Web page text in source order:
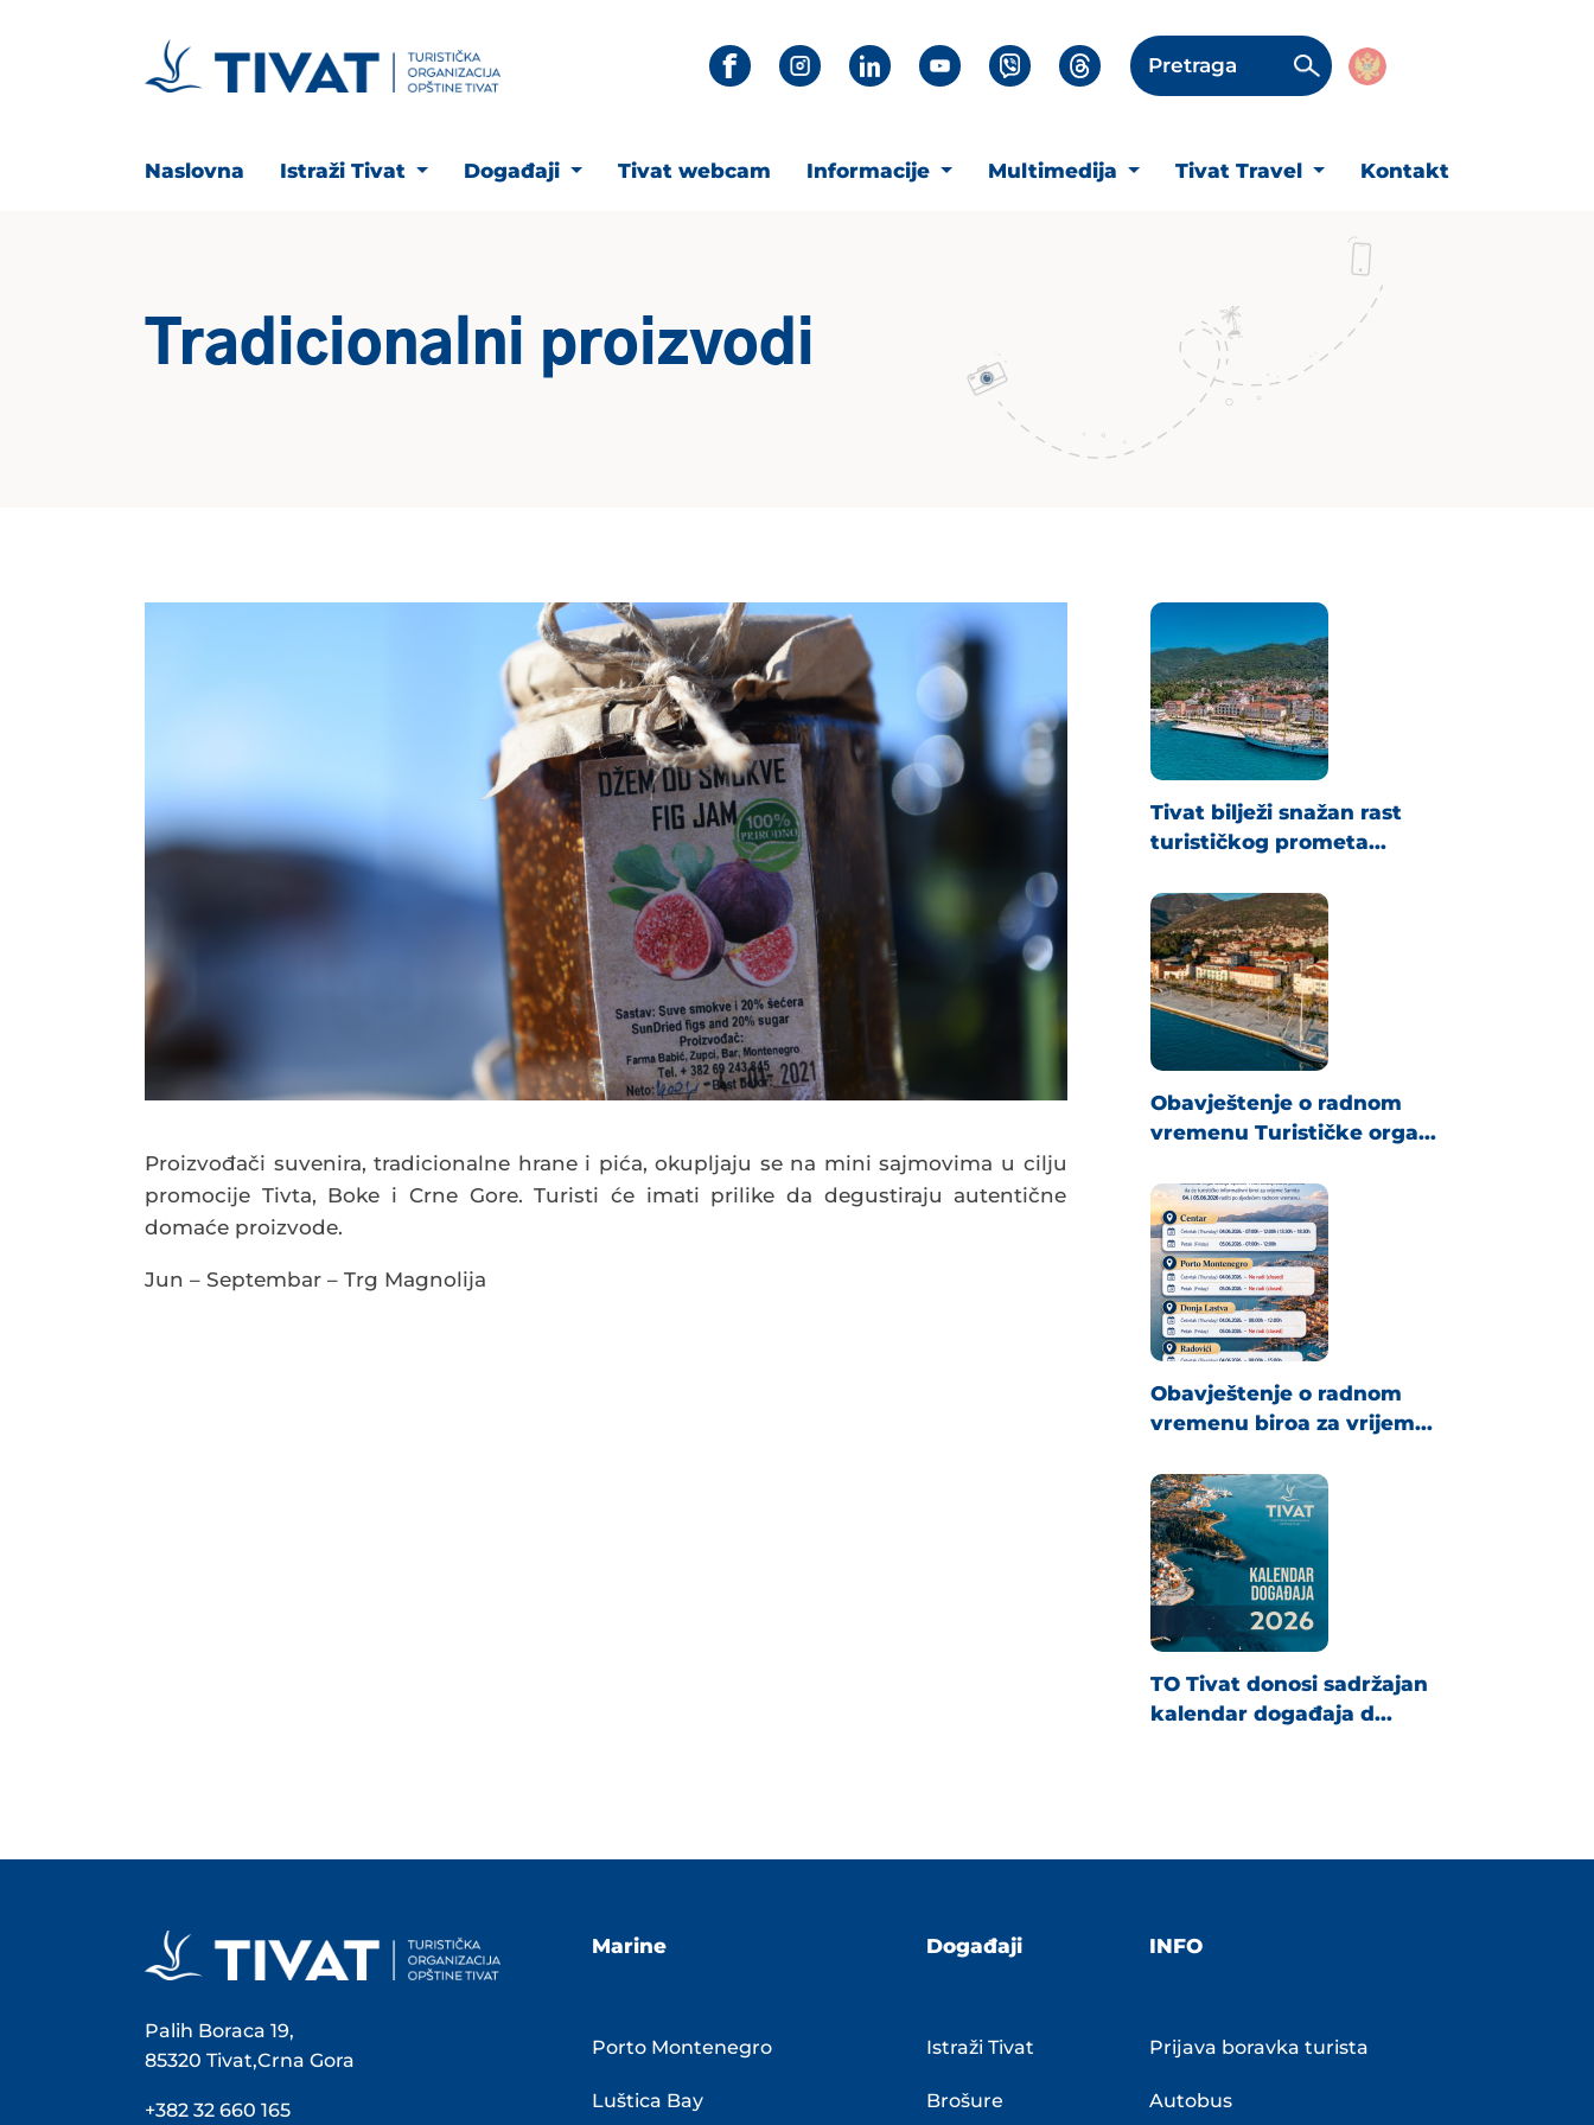
Pretraga
Naslovna Istraži Tivat Događaji Tivat webcam Informacije Multimedija Tivat Travel Kontakt
Tradicionalni proizvodi
Proizvođači suvenira, tradicionalne hrane i pića, okupljaju se na mini sajmovima u cilju
promocije Tivta, Boke i Crne Gore. Turisti će imati prilike da degustiraju autentične
domaće proizvode.
Jun – Septembar – Trg Magnolija
Tivat bilježi snažan rast
turističkog prometa...
Obavještenje o radnom
vremenu Turističke orga...
Obavještenje o radnom
vremenu biroa za vrijem...
TO Tivat donosi sadržajan
kalendar događaja d...
Palih Boraca 19,
85320 Tivat,Crna Gora
+382 32 660 165
Marine
Porto Montenegro
Luštica Bay
Događaji
Istraži Tivat
Brošure
INFO
Prijava boravka turista
Autobus